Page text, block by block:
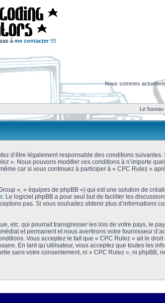
à me contacter !!!
Nous sommes
Le
d’être légalement responsable des conditions suivantes.
». Nous pouvons modifier ces conditions à n’importe
car si vous continuez à participer à « CPC Rulez »
», « équipes de phpBB ») qui est une solution de
. Le logiciel phpBB a pour seul but de faciliter les
pas. Si vous souhaitez obtenir plus d’informations
etc. qui pourrait transgresser les lois de votre pays, le
et permanent et nous avertirons votre fournisseur
Vous acceptez le fait que « CPC Rulez » ait le droit
En tant qu’utilisateur, vous acceptez que toutes les
sans votre consentement, ni « CPC Rulez », ni phpBB,